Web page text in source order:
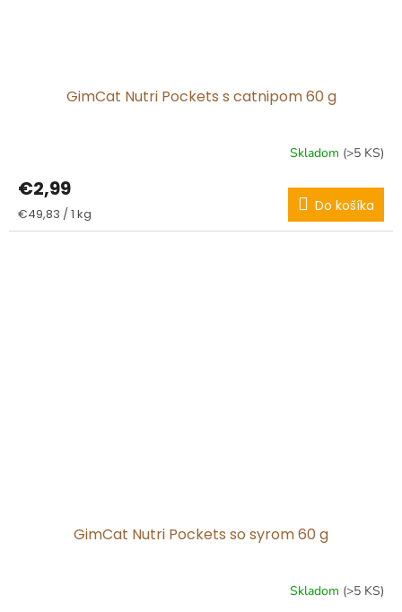
GimCat Nutri Pockets s catnipom 60 g
Skladom (>5 KS)
€2,99
Jednotková
cena:
€49,83 / 1 kg Do košíka
GimCat Nutri Pockets so syrom 60 g
Skladom (>5 KS)